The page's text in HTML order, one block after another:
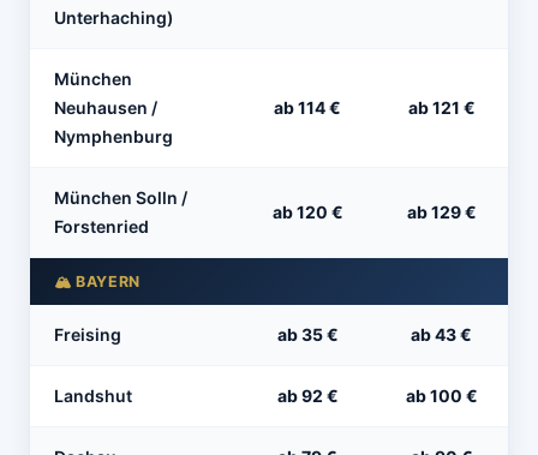
Unterhaching)
München
Neuhausen /
Nymphenburg
ab 114 € ab 121 €
München Solln /
Forstenried
ab 120 € ab 129 €
🏔 BAYERN
Freising ab 35 € ab 43 €
Landshut ab 92 € ab 100 €